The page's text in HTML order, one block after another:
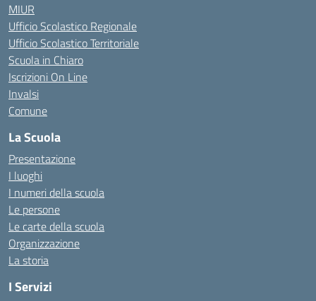
MIUR
Ufficio Scolastico Regionale
Ufficio Scolastico Territoriale
Scuola in Chiaro
Iscrizioni On Line
Invalsi
Comune
La Scuola
Presentazione
I luoghi
I numeri della scuola
Le persone
Le carte della scuola
Organizzazione
La storia
I Servizi